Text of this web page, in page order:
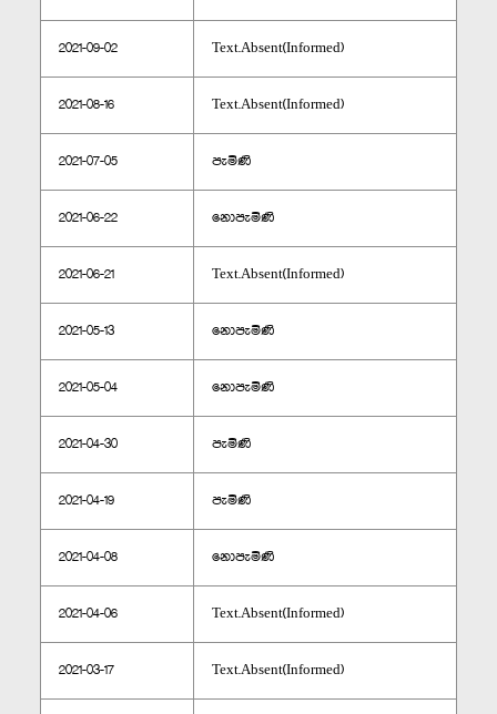
2021-09-02 Text.Absent(Informed)
2021-08-16 Text.Absent(Informed)
2021-07-05 පැමිණි
2021-06-22 නොපැමිණි
2021-06-21 Text.Absent(Informed)
2021-05-13 නොපැමිණි
2021-05-04 නොපැමිණි
2021-04-30 පැමිණි
2021-04-19 පැමිණි
2021-04-08 නොපැමිණි
2021-04-06 Text.Absent(Informed)
2021-03-17 Text.Absent(Informed)